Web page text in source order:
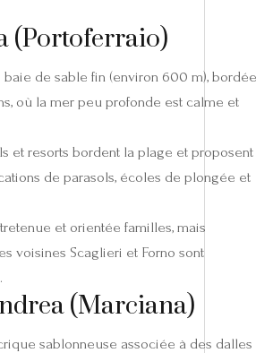
(Portoferraio)
baie de sable fin (environ 600 m), bordée
où la mer peu profonde est calme et
et resorts bordent la plage et proposent
de parasols, écoles de plongée et
et orientée familles, mais
voisines Scaglieri et Forno sont
(Marciana)
sablonneuse associée à des dalles